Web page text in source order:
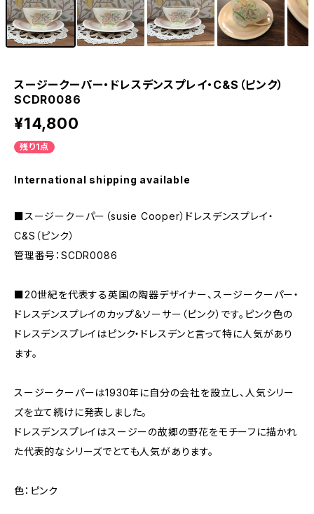
スージークーパー・ドレスデンスプレイ・C&S（ピンク）
SCDR0086
¥14,800
残り1点
International shipping available
■スージークーパー（susie Cooper）ドレスデンスプレイ・
C&S（ピンク）
管理番号：SCDR0086
■20世紀を代表する英国の陶器デザイナー、スージークーパー・
ドレスデンスプレイのカップ＆ソーサー（ピンク）です。ピンク色の
ドレスデンスプレイはピンク・ドレスデンと言って特に人気があり
ます。
スージークーパーは1930年に自分の会社を設立し、人気シリー
ズを立て続けに発表しました。
ドレスデンスプレイはスージーの故郷の野花をモチーフに描かれ
た代表的なシリーズでとても人気があります。
色：ピンク